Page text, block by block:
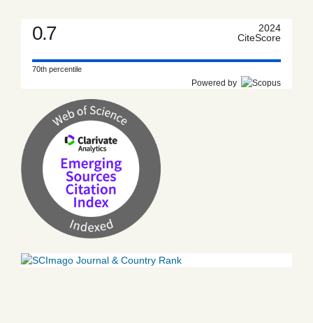
0.7
2024
CiteScore
70th percentile
Powered by